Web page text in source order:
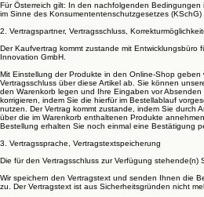
Für Österreich gilt: In den nachfolgenden
im Sinne des Konsumententenschutzgesetzes (KSchG)
2. Vertragspartner, Vertragsschluss,
Der Kaufvertrag kommt zustande mit Entwicklungsbüro
Innovation GmbH.
Mit Einstellung der Produkte in den Online-Shop geben
Vertragsschluss über diese Artikel ab. Sie können
den Warenkorb legen und Ihre Eingaben vor
korrigieren, indem Sie die hierfür im Bestellablauf
nutzen. Der Vertrag kommt zustande, indem Sie durch
über die im Warenkorb enthaltenen Produkte
Bestellung erhalten Sie noch einmal eine Bestätigung
3. Vertragssprache, Vertragstextspeicherung
Die für den Vertragsschluss zur Verfügung stehende(n)
Wir speichern den Vertragstext und senden Ihnen die
zu. Der Vertragstext ist aus Sicherheitsgründen nicht